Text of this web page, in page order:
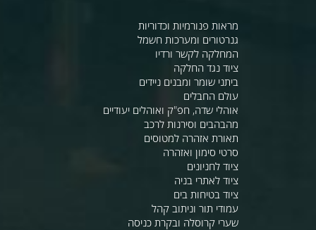
מראות פנורמיות וכדוריות
גנרטורים ומערכות חשמל
המחלקה לקשר ורדיו
ציוד נגד החלקה
ביתני שומר ומבנים ניידים
עולם החבלים
אוהלי שדה, חפ"ק ואוהלים יעודיים
מהבהבים וסירנות לרכב
תאורת אזהרה למטוסים
סרטי סימון ואזהרה
ציוד לחניונים
ציוד לאתרי בניה
ציוד בטיחות בים
עמודי תור וניתוב קהל
שערי קרוסלה ובקרת כניסה